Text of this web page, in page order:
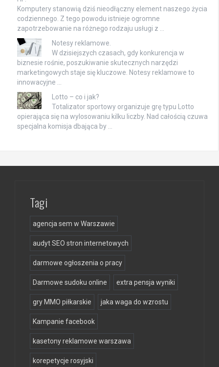
Komputery stanowią dziś nieodłączny element naszego życia
codziennego. Z tego powodu istnieje ogromne
zapotrzebowanie na różnego rodzaju usługi z …
Notesy reklamowe.
W dzisiejszych czasach, gdy konkurencja w
biznesie rośnie, poszukiwanie skutecznych narzędzi
marketingowych staje się kluczowe. Notesy reklamowe to
innowacyjne …
Lotto – co i jak?
Totalizator sportowy organizuje grę typu Lotto
opierająca się na wylosowaniu kilku liczby. Nad całością czuwa
specjalna komisja dbająca by …
Tagi
agencja sem w Warszawie
audyt SEO stron internetowych
darmowe ogłoszenia o pracy
Darmowe sudoku online extra pensja wyniki
gry MMO piłkarskie jaka waga do wzrostu
Kampanie facebook
kasetony reklamowe warszawa
korepetycje rosyjski